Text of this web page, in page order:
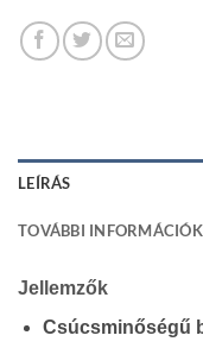
LEÍRÁS
TOVÁBBI INFORMÁCIÓK
Jellemzők
Csúcsminőségű